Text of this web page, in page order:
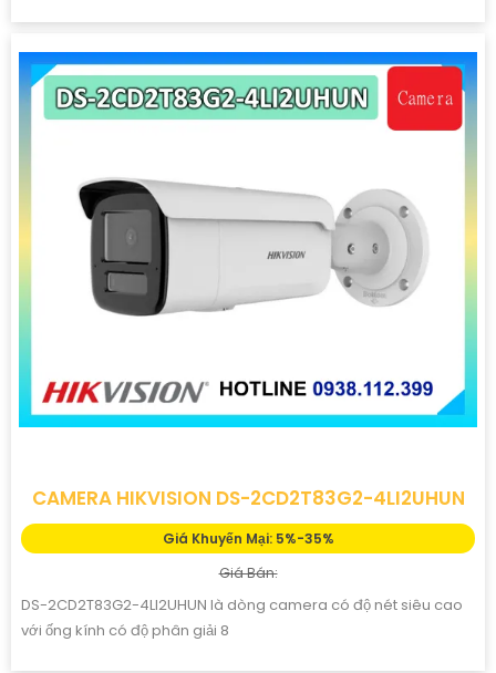
CAMERA HIKVISION DS-2CD2T83G2-4LI2UHUN
Giá Khuyến Mại: 5%-35%
Giá Bán:
DS-2CD2T83G2-4LI2UHUN là dòng camera có độ nét siêu cao
với ống kính có độ phân giải 8